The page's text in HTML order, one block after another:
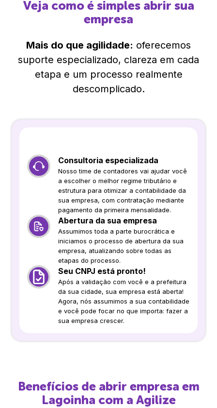
Veja como é simples abrir sua
empresa
Mais do que agilidade: oferecemos
suporte especializado, clareza em cada
etapa e um processo realmente
descomplicado.
Consultoria especializada
Nosso time de contadores vai ajudar você
a escolher o melhor regime tributário e
estrutura para otimizar a contabilidade da
sua empresa, com contratação mediante
pagamento da primeira mensalidade.
Abertura da sua empresa
Assumimos toda a parte burocrática e
iniciamos o processo de abertura da sua
empresa, atualizando sobre todas as
etapas do processo.
Seu CNPJ está pronto!
Após a validação com você e a prefeitura
da sua cidade, sua empresa está aberta!
Agora, nós assumimos a sua contabilidade
e você pode focar no que importa: fazer a
sua empresa crescer.
Benefícios de abrir empresa em
Lagoinha com a Agilize